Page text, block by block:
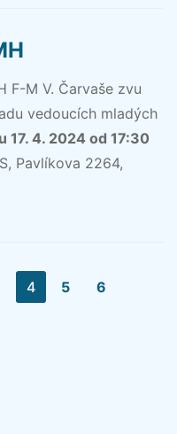
F-M V. Čarvaše zvu
vedoucích mladých
17. 4. 2024 od 17:30
Pavlíkova 2264,
4 5
6